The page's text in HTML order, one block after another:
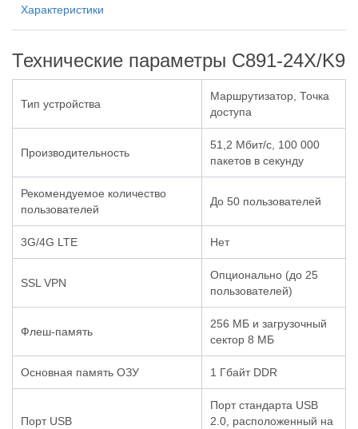
Характеристики
Технические параметры C891-24X/K9
Тип устройства
Маршрутизатор, Точка
доступа
Производительность
51,2 Мбит/с, 100 000
пакетов в секунду
Рекомендуемое количество
пользователей
До 50 пользователей
3G/4G LTE Нет
SSL VPN
Опционально (до 25
пользователей)
Флеш-память
256 МБ и загрузочный
сектор 8 МБ
Основная память ОЗУ 1 Гбайт DDR
Порт USB
Порт стандарта USB
2.0, расположенный на